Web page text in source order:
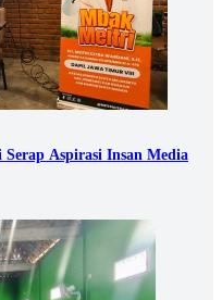
Aspirasi Insan Media